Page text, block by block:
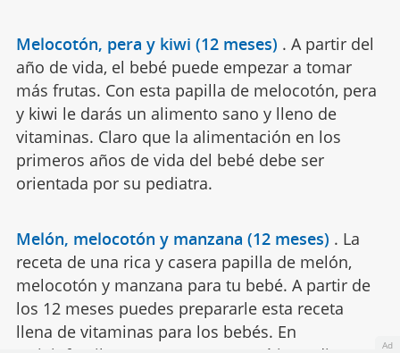
Melocotón, pera y kiwi (12 meses) . A partir del
año de vida, el bebé puede empezar a tomar
más frutas. Con esta papilla de melocotón, pera
y kiwi le darás un alimento sano y lleno de
vitaminas. Claro que la alimentación en los
primeros años de vida del bebé debe ser
orientada por su pediatra.
Melón, melocotón y manzana (12 meses) . La
receta de una rica y casera papilla de melón,
melocotón y manzana para tu bebé. A partir de
los 12 meses puedes prepararle esta receta
llena de vitaminas para los bebés. En
Ad